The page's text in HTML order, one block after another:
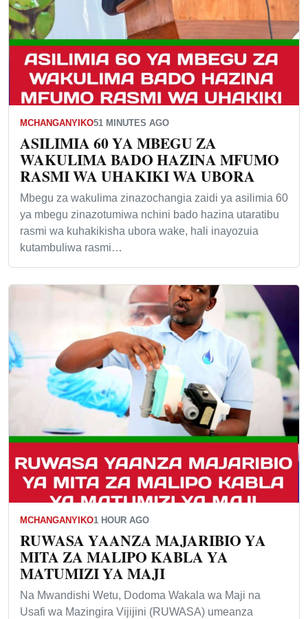
MCHANGANYIKO51 MINUTES AGO
ASILIMIA 60 YA MBEGU ZA
WAKULIMA BADO HAZINA MFUMO
RASMI WA UHAKIKI WA UBORA
Mbegu za wakulima zinazochangia zaidi ya asilimia 60
ya mbegu zinazotumiwa nchini bado hazina utaratibu
rasmi wa kuhakikisha ubora wake, hali inayozuia
kutambuliwa rasmi…
MCHANGANYIKO1 HOUR AGO
RUWASA YAANZA MAJARIBIO YA
MITA ZA MALIPO KABLA YA
MATUMIZI YA MAJI
Na Mwandishi Wetu, Dodoma Wakala wa Maji na
Usafi wa Mazingira Vijijini (RUWASA) umeanza